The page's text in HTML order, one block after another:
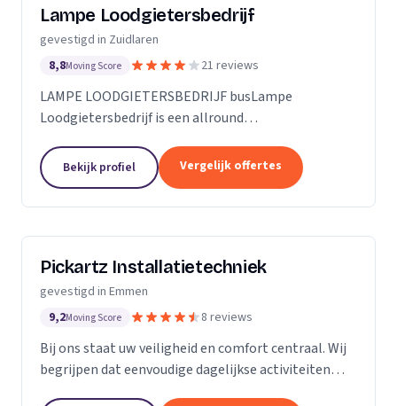
Lampe Loodgietersbedrijf
gevestigd in Zuidlaren
8,8Moving Score 21 reviews
LAMPE LOODGIETERSBEDRIJF busLampe
Loodgietersbedrijf is een allround
opgebouwde kennis van ruim 20 jaar zijn wij in staat
om uw wensen op...
Bekijk profiel Vergelijk offertes
Pickartz Installatietechniek
gevestigd in Emmen
9,2Moving Score 8 reviews
Bij ons staat uw veiligheid en comfort centraal. Wij
begrijpen dat eenvoudige dagelijkse activiteiten